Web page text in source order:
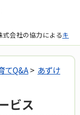
会社の協力によるキ
てQ&A> あずけ
ビス